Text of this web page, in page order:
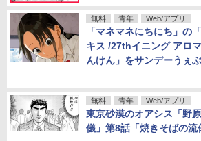
無料 青年 Web/アプリ
「マネマネにちにち」の
キス /27thイニング アロ
んけん」をサンデーうぇ
無料 青年 Web/アプリ
東京砂漠のオアシス「野
儀」第8話「焼きそばの流